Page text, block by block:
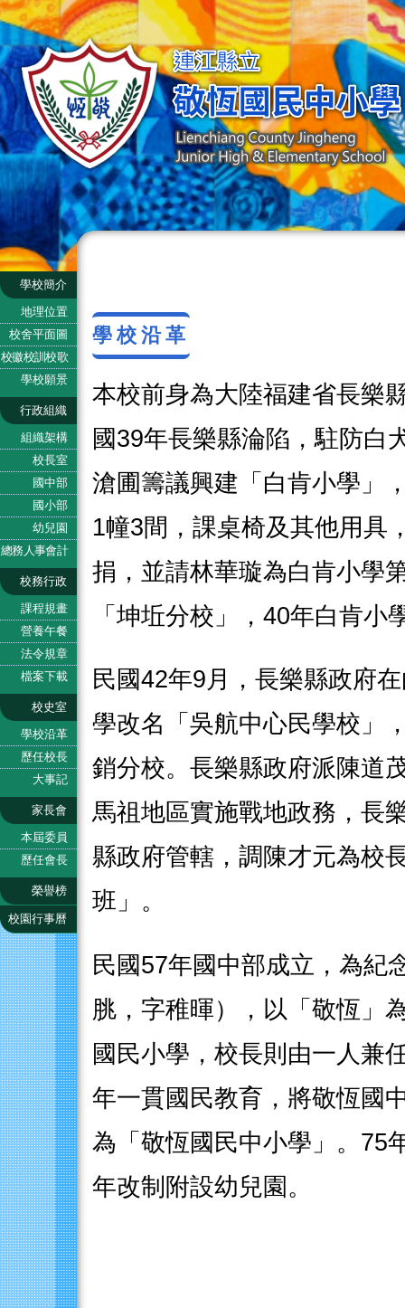
學校簡介
地理位置
校舍平面圖
校徽校訓校歌
學校願景
行政組織
組織架構
校長室
國中部
國小部
幼兒園
總務人事會計
校務行政
課程規畫
營養午餐
法令規章
檔案下載
校史室
學校沿革
歷任校長
大事記
家長會
本屆委員
歷任會長
榮譽榜
校園行事曆
學校沿革
本校前身為大陸福建省長樂
國39年長樂縣淪陷，駐防白
滄圃籌議興建「白肯小學」
1幢3間，課桌椅及其他用具
捐，並請林華璇為白肯小學
「坤坵分校」，40年白肯小
民國42年9月，長樂縣政府
學改名「吳航中心民學校」
銷分校。長樂縣政府派陳道
馬祖地區實施戰地政務，長
縣政府管轄，調陳才元為校
班」。
民國57年國中部成立，為紀
脁，字稚暉），以「敬恆」
國民小學，校長則由一人兼
年一貫國民教育，將敬恆國
為「敬恆國民中小學」。75
年改制附設幼兒園。